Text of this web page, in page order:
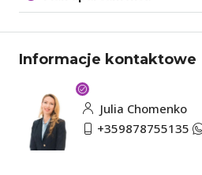
Informacje kontaktowe
Julia Chomenko
+359878755135